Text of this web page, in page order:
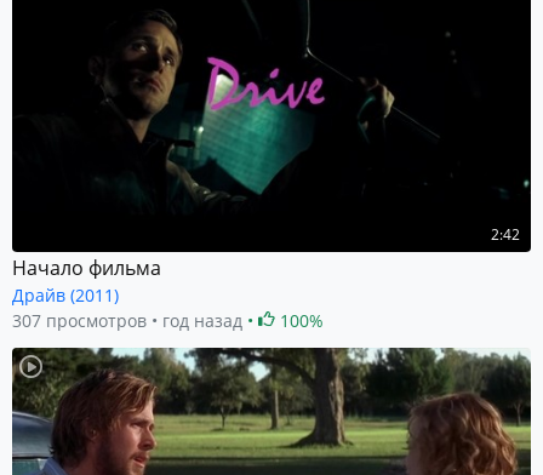
2:42
Начало фильма
Драйв (2011)
307 просмотров
год назад 100%